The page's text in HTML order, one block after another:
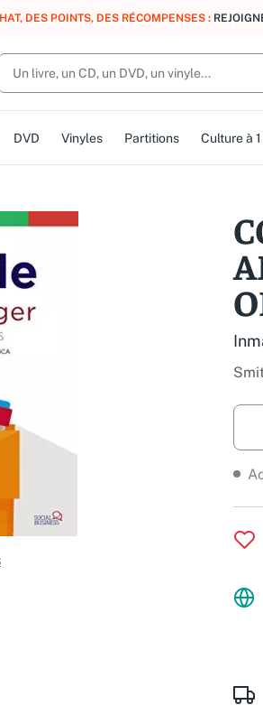
DES POINTS, DES RÉCOMPENSES :
DVD Vinyles Partitions Culture à 1